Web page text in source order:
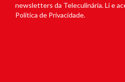
newsletters da Teleculinária. Li e
Política de Privacidade.